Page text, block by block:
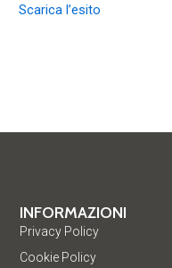
Scarica l’esito
INFORMAZIONI
Privacy Policy
Cookie Policy